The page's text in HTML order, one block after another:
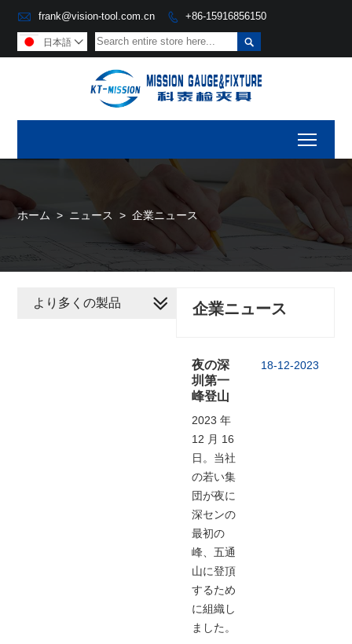
 frank@vision-tool.com.cn  +86-15916856150

日本語 
ホーム > ニュース > 企業ニュース
企業ニュース
18-12-2023
夜の深
圳第一
峰登山
2023 年
12 月 16
日。当社
の若い集
団が夜に
深センの
最初の
峰、五通
山に登頂
するため
に組織し
ました。
より多くの製品